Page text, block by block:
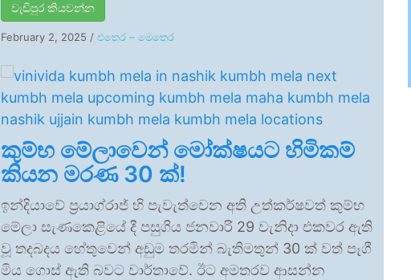
වැඩිපුර කියවන්න
February 2, 2025 / එතෙර – මෙතෙර
කුම්භ මේලාවෙන් මෝක්ෂයට හිමිකම්
කියන මරණ 30 ක්!
ඉන්දියාවේ ප්‍රයාග්රාජ් හි පැවැත්වෙන අති උත්කර්ෂවත් කුම්භ
මේලා සැණකෙළියේ දී පසුගිය ජනවාරි 29 වැනිදා එකවර ඇති
වූ තදබදය හේතුවෙන් අඩුම තරමින් බැතිමතුන් 30 ක් වත් පෑගී
මිය ගොස් ඇති බවට වාර්තාවේ. ඊට අමතරව ආසන්න